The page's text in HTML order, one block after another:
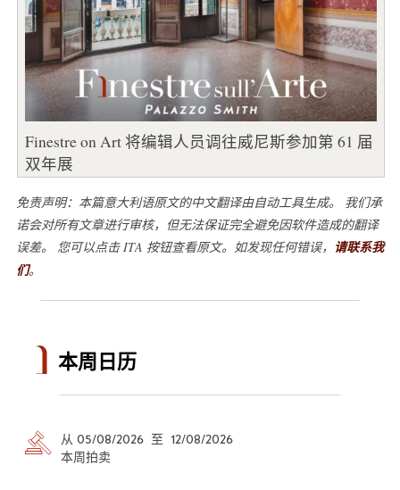
Finestre on Art 将编辑人员调往威尼斯参加第 61 届
双年展
免责声明：本篇意大利语原文的中文翻译由自动工具生成。 我们承
诺会对所有文章进行审核，但无法保证完全避免因软件造成的翻译
误差。 您可以点击 ITA 按钮查看原文。如发现任何错误， 请联系我
们。
本周日历
从 05/08/2026 至 12/08/2026
本周拍卖